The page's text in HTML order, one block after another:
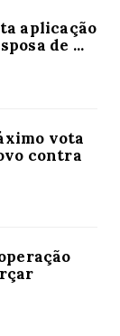
aplicação
de ...
vota
contra